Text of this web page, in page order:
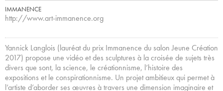
IMMANENCE
http://www.art-immanence.org
Yannick Langlois (lauréat du prix Immanence du salon Jeune Création
2017) propose une vidéo et des sculptures à la croisée de sujets très
divers que sont, la science, le créationnisme, l’histoire des
expositions et le conspirationnisme. Un projet ambitieux qui permet à
l’artiste d’aborder ses œuvres à travers une dimension imaginaire et